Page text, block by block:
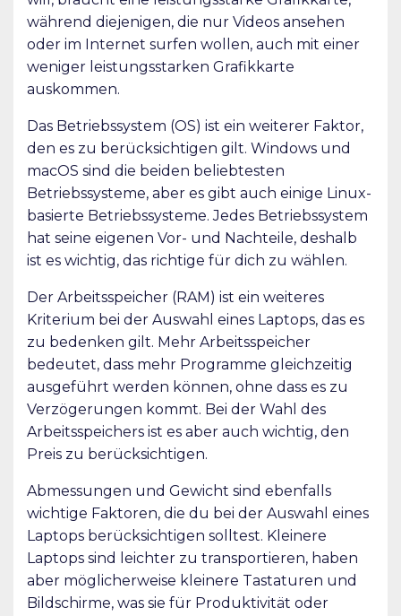
während diejenigen, die nur Videos ansehen
oder im Internet surfen wollen, auch mit einer
weniger leistungsstarken Grafikkarte
auskommen.
Das Betriebssystem (OS) ist ein weiterer Faktor,
den es zu berücksichtigen gilt. Windows und
macOS sind die beiden beliebtesten
Betriebssysteme, aber es gibt auch einige Linux-
basierte Betriebssysteme. Jedes Betriebssystem
hat seine eigenen Vor- und Nachteile, deshalb
ist es wichtig, das richtige für dich zu wählen.
Der Arbeitsspeicher (RAM) ist ein weiteres
Kriterium bei der Auswahl eines Laptops, das es
zu bedenken gilt. Mehr Arbeitsspeicher
bedeutet, dass mehr Programme gleichzeitig
ausgeführt werden können, ohne dass es zu
Verzögerungen kommt. Bei der Wahl des
Arbeitsspeichers ist es aber auch wichtig, den
Preis zu berücksichtigen.
Abmessungen und Gewicht sind ebenfalls
wichtige Faktoren, die du bei der Auswahl eines
Laptops berücksichtigen solltest. Kleinere
Laptops sind leichter zu transportieren, haben
aber möglicherweise kleinere Tastaturen und
Bildschirme, was sie für Produktivität oder